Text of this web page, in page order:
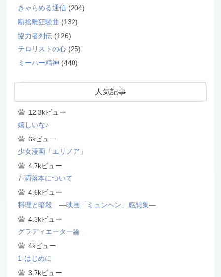
きゃらめる通信(204)
断捨離狂騒曲 (132)
協力者列伝(126)
テロリストの心(25)
ミーハー精神 (440)
人気記事
12.3kビュー
嬉しいな♪
6kビュー
少女漫画「エリノア」
4.7kビュー
7-洒落本について
4.6kビュー
料理と暗殺 ―映画「ミュンヘン」感想集―
4.3kビュー
グラディエーター論
4kビュー
1-はじめに
3.7kビュー